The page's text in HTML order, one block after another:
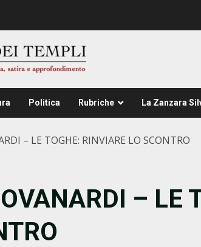
Politica Rubriche La Zanzara
– LE TOGHE: RINVIARE LO SCONTRO
– LE